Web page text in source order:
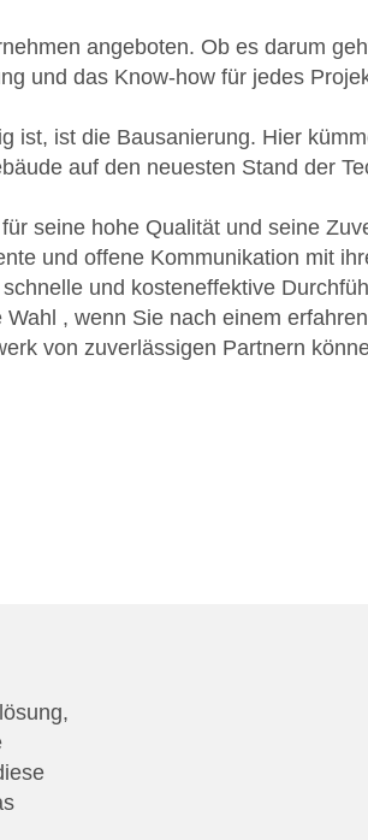
angeboten. Ob es darum
und das Know-how für jedes
ist, ist die Bausanierung. Hier
auf den neuesten Stand der
seine hohe Qualität und seine
und offene Kommunikation mit
und kosteneffektive
, wenn Sie nach einem
von zuverlässigen Partnern